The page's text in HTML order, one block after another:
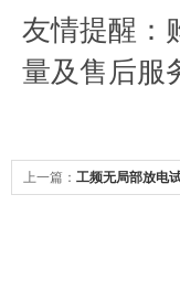
友情提醒：
量及售后服
上一篇： 工频无局部放电